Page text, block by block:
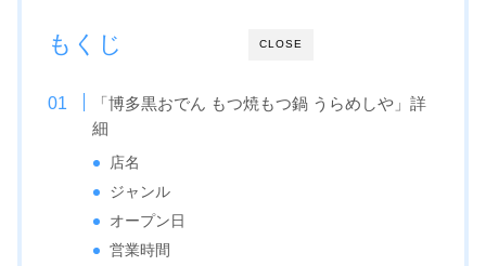
CLOSE
もくじ
「博多黒おでん もつ焼もつ鍋 うらめしや」詳
細
店名
ジャンル
オープン日
営業時間